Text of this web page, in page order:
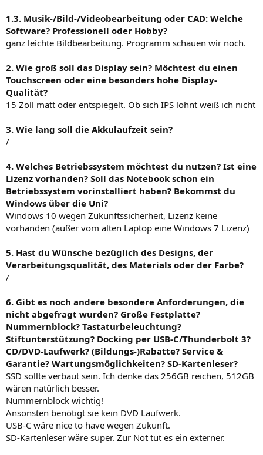
1.3. Musik-/Bild-/Videobearbeitung oder CAD: Welche
Software? Professionell oder Hobby?
ganz leichte Bildbearbeitung. Programm schauen wir noch.
2. Wie groß soll das Display sein? Möchtest du einen
Touchscreen oder eine besonders hohe Display-
Qualität?
15 Zoll matt oder entspiegelt. Ob sich IPS lohnt weiß ich nicht
3. Wie lang soll die Akkulaufzeit sein?
/
4. Welches Betriebssystem möchtest du nutzen? Ist eine
Lizenz vorhanden? Soll das Notebook schon ein
Betriebssystem vorinstalliert haben? Bekommst du
Windows über die Uni?
Windows 10 wegen Zukunftssicherheit, Lizenz keine
vorhanden (außer vom alten Laptop eine Windows 7 Lizenz)
5. Hast du Wünsche bezüglich des Designs, der
Verarbeitungsqualität, des Materials oder der Farbe?
/
6. Gibt es noch andere besondere Anforderungen, die
nicht abgefragt wurden? Große Festplatte?
Nummernblock? Tastaturbeleuchtung?
Stiftunterstützung? Docking per USB-C/Thunderbolt 3?
CD/DVD-Laufwerk? (Bildungs-)Rabatte? Service &
Garantie? Wartungsmöglichkeiten? SD-Kartenleser?
SSD sollte verbaut sein. Ich denke das 256GB reichen, 512GB
wären natürlich besser.
Nummernblock wichtig!
Ansonsten benötigt sie kein DVD Laufwerk.
USB-C wäre nice to have wegen Zukunft.
SD-Kartenleser wäre super. Zur Not tut es ein externer.